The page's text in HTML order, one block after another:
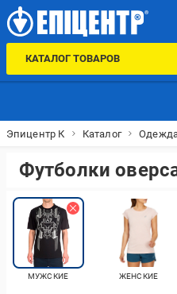
КАТАЛОГ ТОВАРОВ
Эпицентр К Каталог
Футболки
МУЖСКИЕ ЖЕНСКИЕ